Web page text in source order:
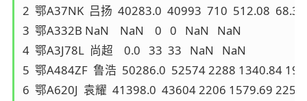
2  鄂A37NK  吕扬  40283.0  40993  710  512.08  68.37
3  鄂A332B NaN    NaN    0   0   NaN   NaN
4  鄂A3J78L  尚超    0.0   33  33   NaN   NaN
5  鄂A484ZF  鲁浩  50286.0  52574 2288 1340.84
6  鄂A620J  袁耀  41398.0  43604 2206 1579.69